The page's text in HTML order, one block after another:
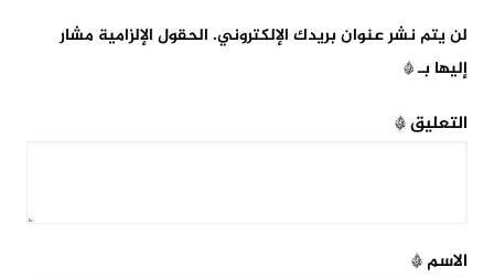
لن يتم نشر عنوان بريدك الإلكتروني. الحقول الإلزامية مشار
إليها بـ*
التعليق*
الاسم*